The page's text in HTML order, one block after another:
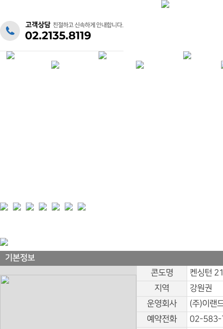
기본정보
콘도명
켄싱턴
지역
강원권
운영회사
(주)이랜
예약전화
02-